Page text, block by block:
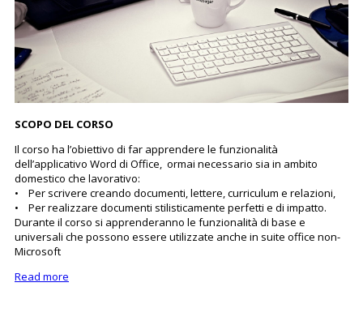
SCOPO DEL CORSO
Il corso ha l’obiettivo di far apprendere le funzionalità
dell’applicativo Word di Office, ormai necessario sia in ambito
domestico che lavorativo:
• Per scrivere creando documenti, lettere, curriculum e relazioni,
• Per realizzare documenti stilisticamente perfetti e di impatto.
Durante il corso si apprenderanno le funzionalità di base e
universali che possono essere utilizzate anche in suite office non-
Microsoft
Read more